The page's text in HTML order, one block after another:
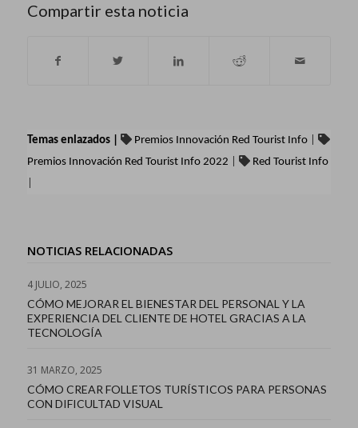
Compartir esta noticia
Temas enlazados | Premios Innovación Red Tourist Info
Premios Innovación Red Tourist Info 2022
Red Tourist Info
NOTICIAS RELACIONADAS
4 JULIO, 2025
CÓMO MEJORAR EL BIENESTAR DEL PERSONAL Y LA
EXPERIENCIA DEL CLIENTE DE HOTEL GRACIAS A LA
TECNOLOGÍA
31 MARZO, 2025
CÓMO CREAR FOLLETOS TURÍSTICOS PARA PERSONAS
CON DIFICULTAD VISUAL